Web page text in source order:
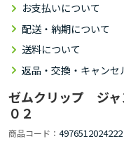
お支払いについて
配送・納期について
送料について
返品・交換・キャンセ
ゼムクリップ ジ
０２
商品コード 4976512024222